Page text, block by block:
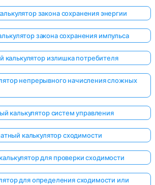
закона сохранения энергии
закона сохранения импульса
калькулятор излишка потребителя
непрерывного начисления сложных
калькулятор систем управления
калькулятор сходимости
для проверки сходимости
для определения сходимости или